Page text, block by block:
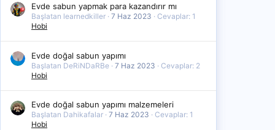
Evde sabun yapmak para kazandırır mı
Başlatan learnedkiller 7 Haz 2023
Cevaplar: 1
Hobi
Evde doğal sabun yapımı
Başlatan DeRiNDaRBe 7 Haz 2023
Cevaplar: 2
Hobi
Evde doğal sabun yapımı malzemeleri
Başlatan Dahikafalar 7 Haz 2023
Cevaplar: 1
Hobi